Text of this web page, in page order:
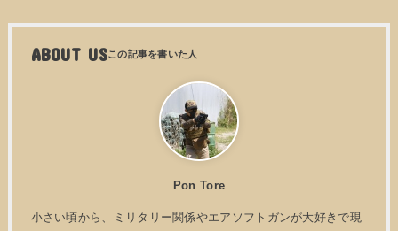
ABOUT US
Pon Tore
小さい頃から、ミリタリー関係やエアソフトガンが大好きで現